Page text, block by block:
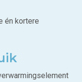
én kortere